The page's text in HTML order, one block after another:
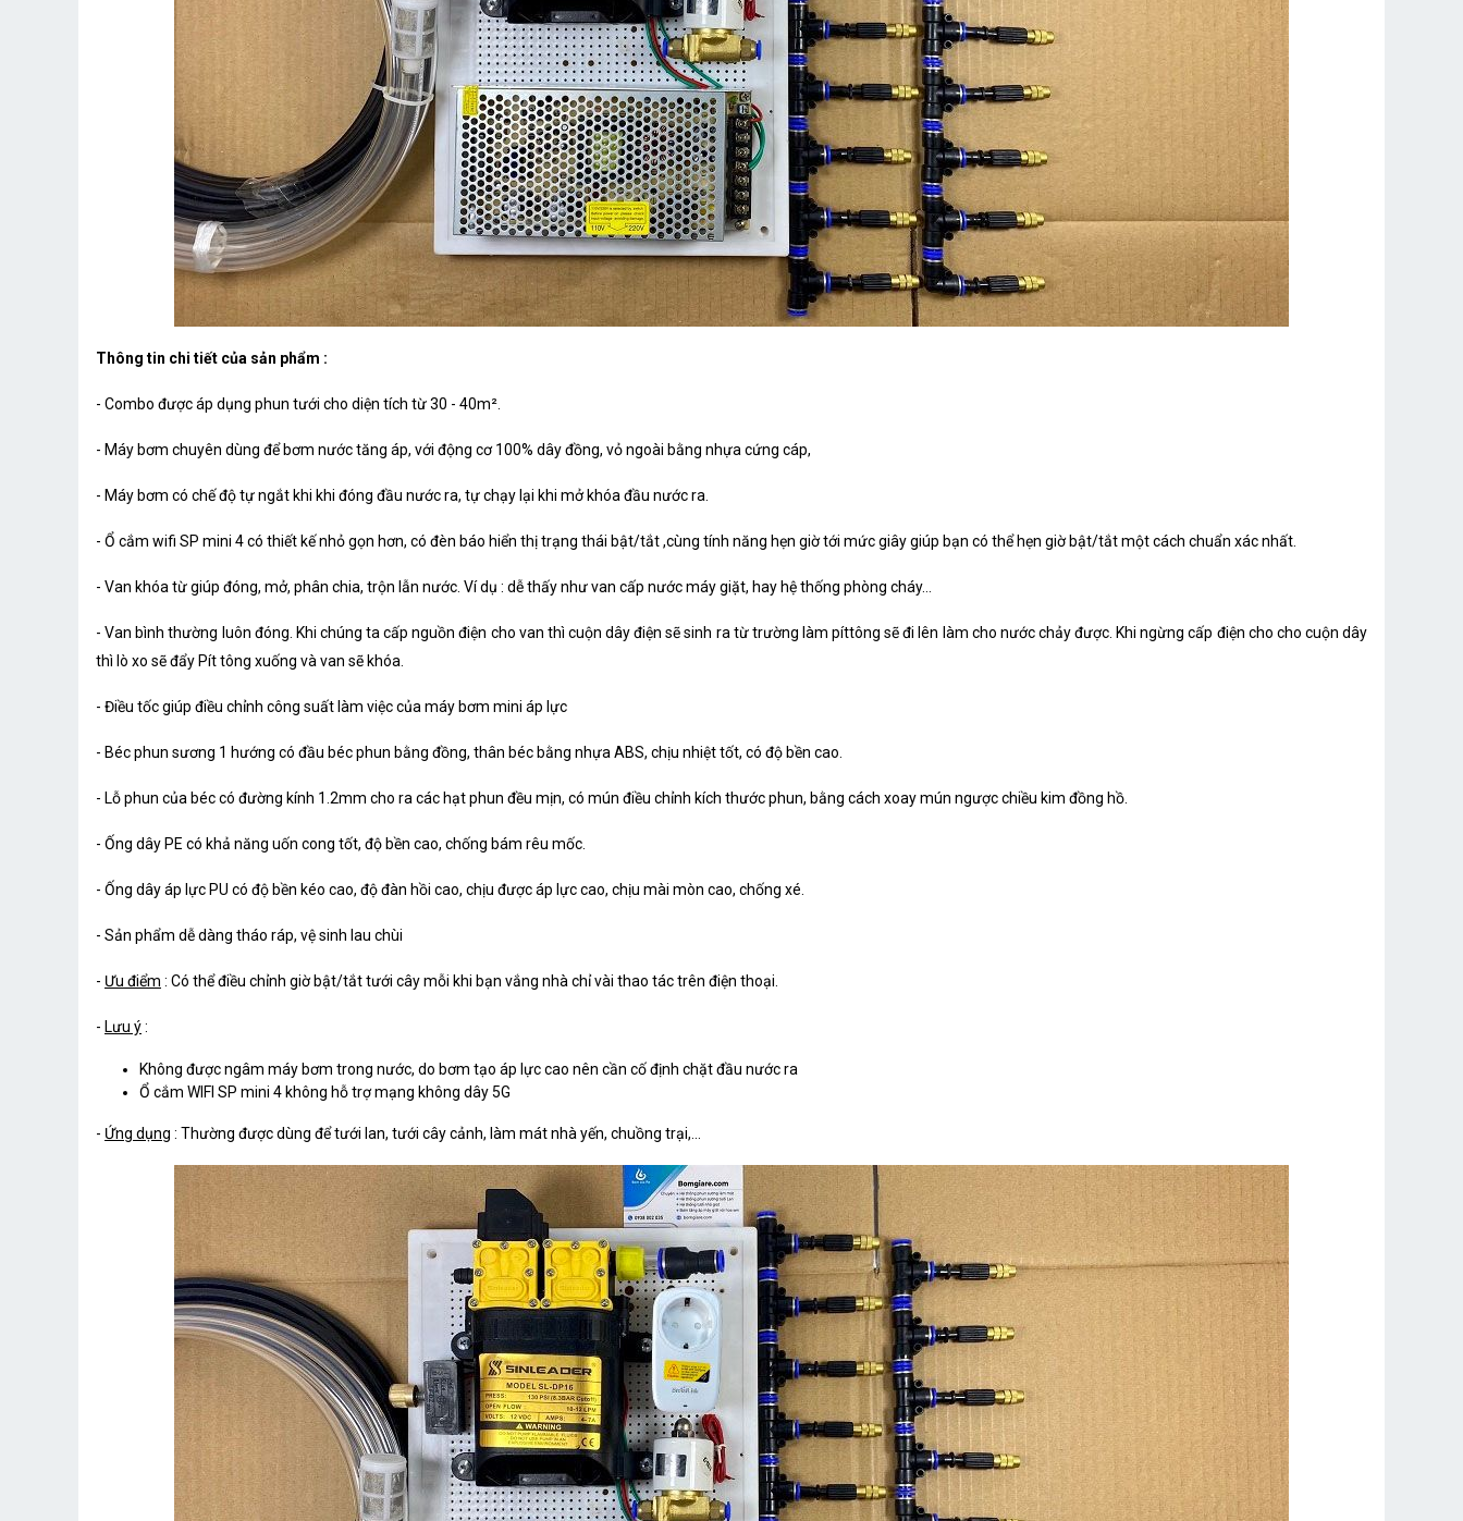
Thông tin chi tiết của sản phẩm :
- Combo được áp dụng phun tưới cho diện tích từ 30 - 40m².
- Máy bơm chuyên dùng để bơm nước tăng áp, với động cơ 100% dây đồng, vỏ ngoài bằng nhựa cứng cáp,
- Máy bơm có chế độ tự ngắt khi khi đóng đầu nước ra, tự chạy lại khi mở khóa đầu nước ra.
- Ổ cắm wifi SP mini 4 có thiết kế nhỏ gọn hơn, có đèn báo hiển thị trạng thái bật/tắt ,cùng tính năng hẹn giờ tới mức giây giúp bạn có thể hẹn giờ bật/tắt một cách chuẩn xác nhất.
- Van khóa từ giúp đóng, mở, phân chia, trộn lẫn nước. Ví dụ : dễ thấy như van cấp nước máy giặt, hay hệ thống phòng cháy…
- Van bình thường luôn đóng. Khi chúng ta cấp nguồn điện cho van thì cuộn dây điện sẽ sinh ra từ trường làm píttông sẽ đi lên làm cho nước chảy được. Khi ngừng cấp điện cho cho cuộn dây
thì lò xo sẽ đẩy Pít tông xuống và van sẽ khóa.
- Điều tốc giúp điều chỉnh công suất làm việc của máy bơm mini áp lực
- Béc phun sương 1 hướng có đầu béc phun bằng đồng, thân béc bằng nhựa ABS, chịu nhiệt tốt, có độ bền cao.
- Lỗ phun của béc có đường kính 1.2mm cho ra các hạt phun đều mịn, có mún điều chỉnh kích thước phun, bằng cách xoay mún ngược chiều kim đồng hồ.
- Ống dây PE có khả năng uốn cong tốt, độ bền cao, chống bám rêu mốc.
- Ống dây áp lực PU có độ bền kéo cao, độ đàn hồi cao, chịu được áp lực cao, chịu mài mòn cao, chống xé.
- Sản phẩm dễ dàng tháo ráp, vệ sinh lau chùi
- Ưu điểm : Có thể điều chỉnh giờ bật/tắt tưới cây mỗi khi bạn vắng nhà chỉ vài thao tác trên điện thoại.
- Lưu ý:
Không được ngâm máy bơm trong nước, do bơm tạo áp lực cao nên cần cố định chặt đầu nước ra
Ổ cắm WIFI SP mini 4 không hỗ trợ mạng không dây 5G
- Ứng dụng : Thường được dùng để tưới lan, tưới cây cảnh, làm mát nhà yến, chuồng trại,...